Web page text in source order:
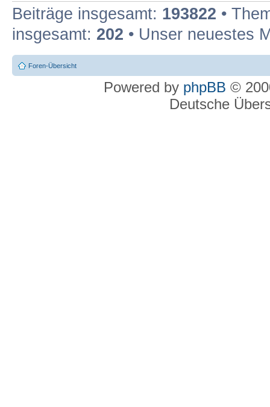
Beiträge insgesamt: 193822 •
insgesamt: 202 • Unser neuestes
Foren-Übersicht
Powered by phpBB ©
Deutsche